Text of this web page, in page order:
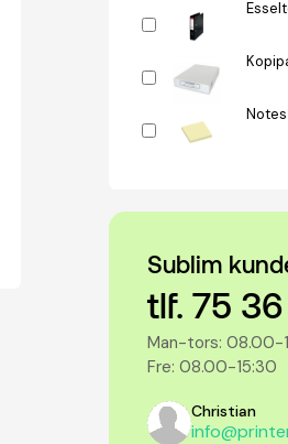
Sublim
tlf. 75
Man-tors: 08.00-
Fre: 08.00-15:30
Christian